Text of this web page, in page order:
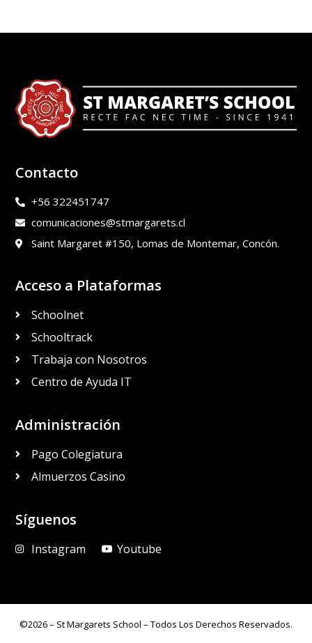
Contacto
+56 322451747
comunicaciones@stmargarets.cl
Saint Margaret #150, Lomas de Montemar, Concón.
Acceso a Plataformas
Schoolnet
Schooltrack
Trabaja con Nosotros
Centro de Ayuda IT
Administración
Pago Colegiatura
Almuerzos Casino
Síguenos
Instagram Youtube
©2026 – St Margarets School – Todos Los Derechos Reservados.